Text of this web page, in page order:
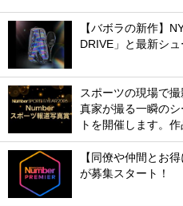
【バボラの新作】
DRIVE」と最新シ
スポーツの現場で
真家が撮る一瞬の
トを開催します。作
【同僚や仲間とお
が募集スタート！